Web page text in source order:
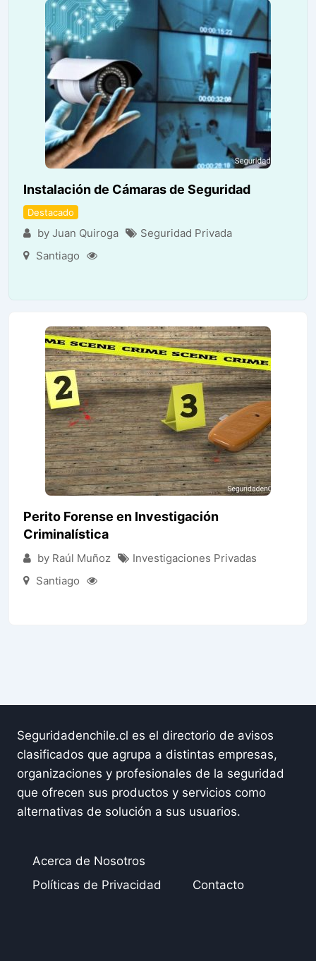
Instalación de Cámaras de Seguridad
Destacado
by Juan Quiroga
Seguridad Privada
Santiago
Perito Forense en Investigación
Criminalística
by Raúl Muñoz
Investigaciones Privadas
Santiago
Seguridadenchile.cl es el directorio de avisos
clasificados que agrupa a distintas empresas,
organizaciones y profesionales de la seguridad
que ofrecen sus productos y servicios como
alternativas de solución a sus usuarios.
Acerca de Nosotros
Políticas de Privacidad
Contacto